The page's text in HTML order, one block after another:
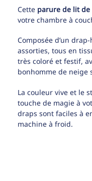
Cette parure de lit de
votre chambre à
Composée d’un
assorties, tous en
très coloré et festif,
bonhomme de neige
La couleur vive et le
touche de magie à
draps sont faciles à
machine à froid.